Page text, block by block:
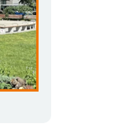
だい
かり